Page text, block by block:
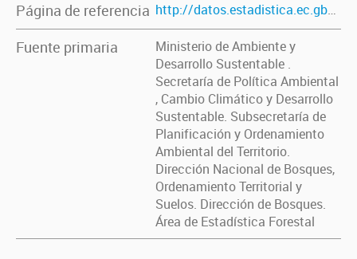
Página de referencia http://datos.estadistica.ec.gba.gov.ar/dataset/incendios-forestales-por-tipo-de-vegetacion
Fuente primaria
Ministerio de Ambiente y
Desarrollo Sustentable .
Secretaría de Política Ambiental
, Cambio Climático y Desarrollo
Sustentable. Subsecretaría de
Planificación y Ordenamiento
Ambiental del Territorio.
Dirección Nacional de Bosques,
Ordenamiento Territorial y
Suelos. Dirección de Bosques.
Área de Estadística Forestal